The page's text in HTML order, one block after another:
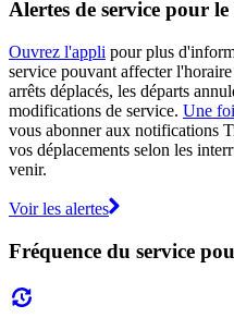
Alertes de service pour
Ouvrez l'appli pour plus
service pouvant affecter
arrêts déplacés, les départs
modifications de service. Une
vous abonner aux notifications
vos déplacements selon les
venir.
Voir les alertes
Fréquence du service